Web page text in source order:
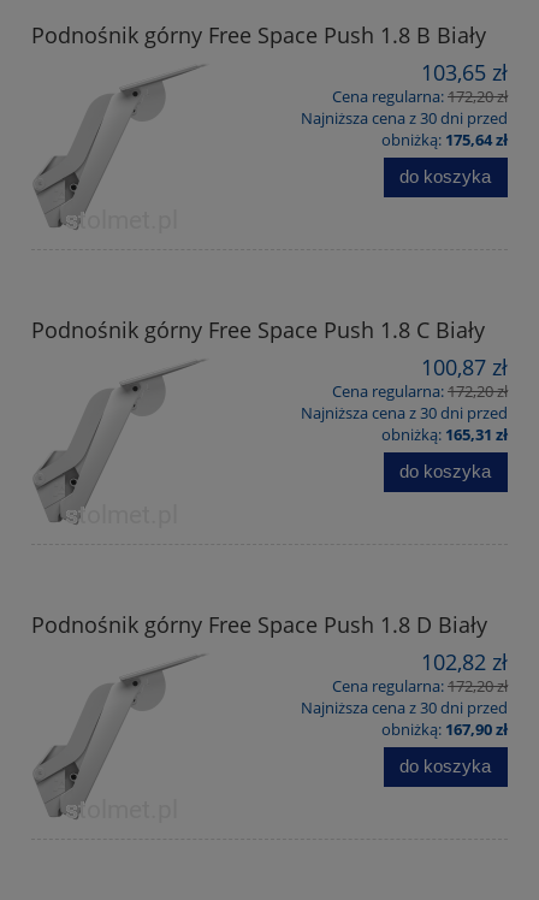
Podnośnik górny Free Space Push 1.8 B Biały
103,65 zł
Cena regularna:172,20 zł
Najniższa cena z 30 dni przed
obniżką: 175,64 zł
do koszyka
Podnośnik górny Free Space Push 1.8 C Biały
100,87 zł
Cena regularna:172,20 zł
Najniższa cena z 30 dni przed
obniżką: 165,31 zł
do koszyka
Podnośnik górny Free Space Push 1.8 D Biały
102,82 zł
Cena regularna:172,20 zł
Najniższa cena z 30 dni przed
obniżką: 167,90 zł
do koszyka